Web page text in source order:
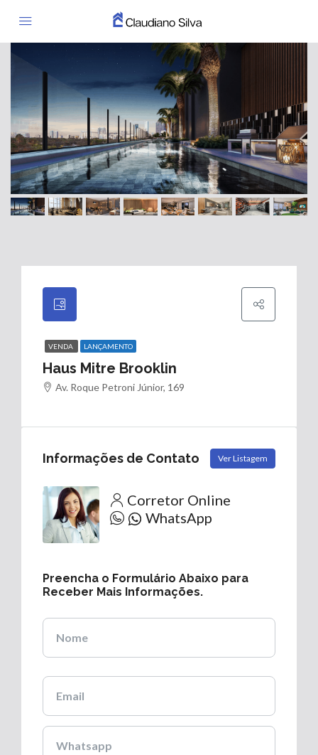
VENDA LANÇAMENTO
Haus Mitre Brooklin
Av. Roque Petroni Júnior, 169
Informações de Contato Ver Listagem
Corretor Online
WhatsApp
Preencha o Formulário Abaixo para
Receber Mais Informações.
Nome